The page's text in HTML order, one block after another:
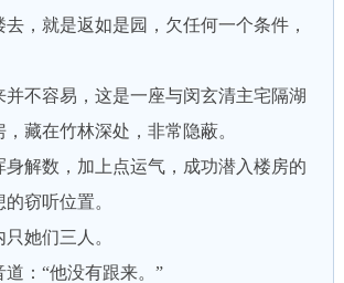
，就是返如是园，欠任何一个条件，
容易，这是一座与闵玄清主宅隔湖
藏在竹林深处，非常隐蔽。
数，加上点运气，成功潜入楼房的
窃听位置。
她们三人。
：“他没有跟来。”